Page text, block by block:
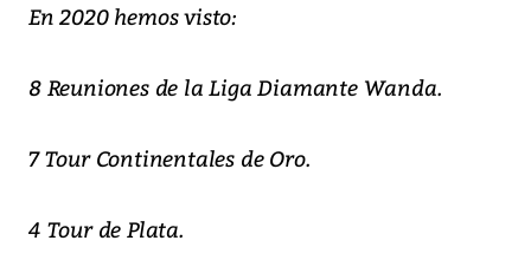
En 2020 hemos visto:
8 Reuniones de la Liga Diamante Wanda.
7 Tour Continentales de Oro.
4 Tour de Plata.